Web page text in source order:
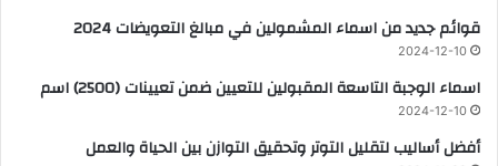
قوائم جديد من اسماء المشمولين في مبالغ التعويضات 2024
2024-12-10
اسماء الوجبة التاسعة المقبولين للتعيين ضمن تعيينات (2500) اسم
2024-12-10
أفضل أساليب لتقليل التوتر وتحقيق التوازن بين الحياة والعمل